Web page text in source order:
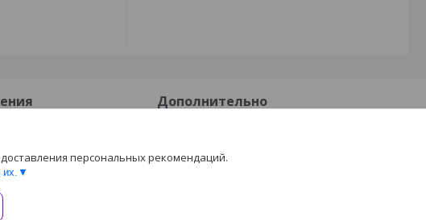
Дополнительно
Отзывы
персональных рекомендаций.
их.